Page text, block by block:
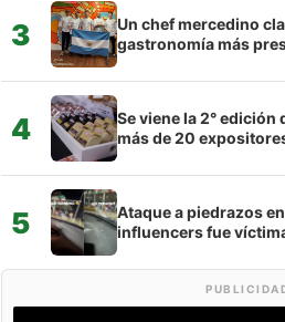
3
Un chef mercedino
gastronomía más
4
Se viene la 2°
más de 20
5
Ataque a piedrazos
influencers fue